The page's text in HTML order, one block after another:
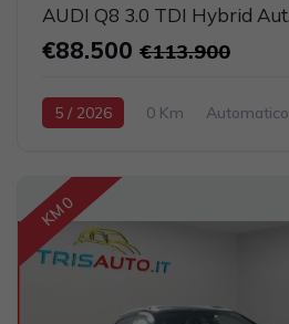
€88.500 €113.900
5 / 2026 0 Km
Automatico
2967cc 286CV / 210KW
KM 0